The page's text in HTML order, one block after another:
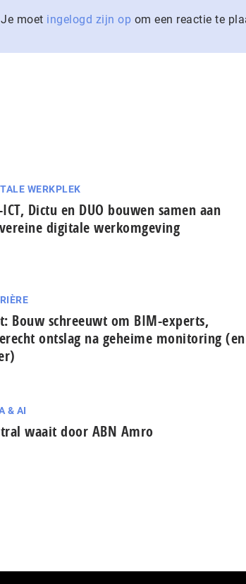
Je moet ingelogd zijn op om een reactie te
WERKPLEK
ICT, Dictu en DUO bouwen samen aan
digitale werkomgeving
Bouw schreeuwt om BIM-experts,
ontslag na geheime monitoring (en
& AI
waait door ABN Amro